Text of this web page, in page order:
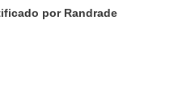
por Randrade